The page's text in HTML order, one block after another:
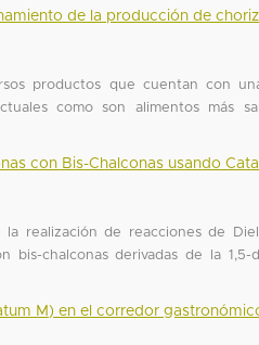
de la producción de
productos que cuentan con
como son alimentos más
con Bis-Chalconas usando
realización de reacciones de
bis-chalconas derivadas de la 1,5-
M) en el corredor